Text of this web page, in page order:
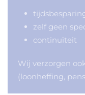
zelf geen
continuïteit
Wij verzorgen
(loonheffing,